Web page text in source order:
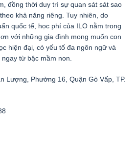
đồng thời duy trì sự quan sát sát sao
khả năng riêng. Tuy nhiên, do
quốc tế, học phí của ILO nằm trong
với những gia đình mong muốn con
hiện đại, có yếu tố đa ngôn ngữ và
từ bậc mầm non.
Lượng, Phường 16, Quận Gò Vấp, TP.